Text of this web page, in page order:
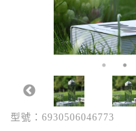
型號：6930506046773